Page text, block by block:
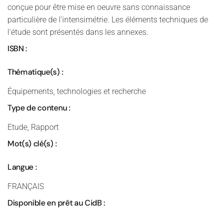
conçue pour être mise en oeuvre sans connaissance
particulière de l'intensimétrie. Les éléments techniques de
l'étude sont présentés dans les annexes.
ISBN :
Thématique(s) :
Équipements, technologies et recherche
Type de contenu :
Etude, Rapport
Mot(s) clé(s) :
Langue :
FRANÇAIS
Disponible en prêt au CidB :